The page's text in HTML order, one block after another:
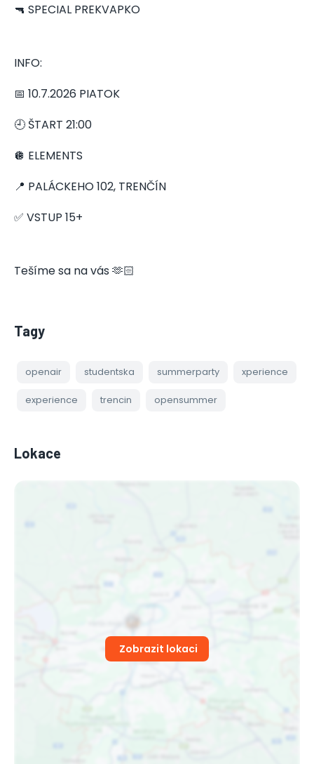
🔫 SPECIAL PREKVAPKO
INFO:
📅 10.7.2026 PIATOK
🕘 ŠTART 21:00
🪩 ELEMENTS
📍 PALÁCKEHO 102, TRENČÍN
✅ VSTUP 15+
Tešíme sa na vás 🫶🏻
Tagy
openair studentska summerparty xperience
experience trencin opensummer
Lokace
Zobrazit lokaci